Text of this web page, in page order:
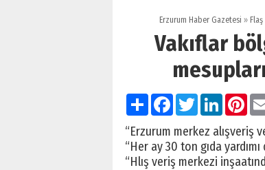
Erzurum Haber Gazetesi » Flaş
Vakıflar
PaylaşFacebook
TwitterLinkedIn
“Erzurum merkez alışveriş
“Her ay 30 ton gıda yardımı
“Hlış veriş merkezi